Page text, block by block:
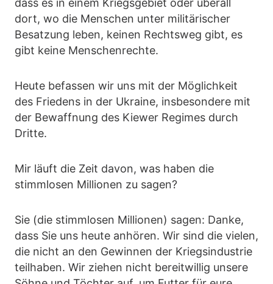
dass es in einem Kriegsgebiet oder überall
dort, wo die Menschen unter militärischer
Besatzung leben, keinen Rechtsweg gibt, es
gibt keine Menschenrechte.
Heute befassen wir uns mit der Möglichkeit
des Friedens in der Ukraine, insbesondere mit
der Bewaffnung des Kiewer Regimes durch
Dritte.
Mir läuft die Zeit davon, was haben die
stimmlosen Millionen zu sagen?
Sie (die stimmlosen Millionen) sagen: Danke,
dass Sie uns heute anhören. Wir sind die vielen,
die nicht an den Gewinnen der Kriegsindustrie
teilhaben. Wir ziehen nicht bereitwillig unsere